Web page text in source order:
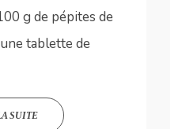
g de pépites de
tablette de
SUITE